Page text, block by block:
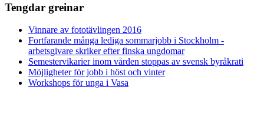
Tengdar greinar
Vinnare av fototävlingen 2016
Fortfarande många lediga sommarjobb i Stockholm -
arbetsgivare skriker efter finska ungdomar
Semestervikarier inom vården stoppas av svensk byråkrati
Möjligheter för jobb i höst och vinter
Workshops för unga i Vasa